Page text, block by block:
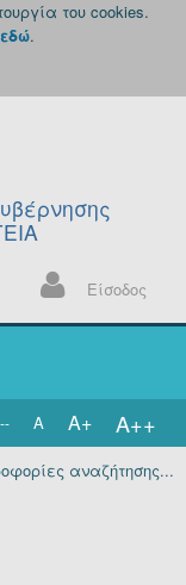
του cookies.
εδώ.
Είσοδος
A A+ A++
αναζήτησης...